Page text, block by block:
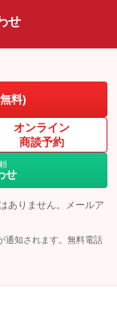
ル
せ
料)
オンライン
商談予約
せ
ありません。メールア
通知されます。無料電話